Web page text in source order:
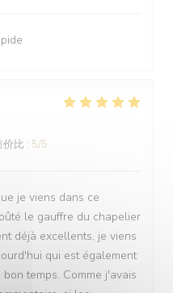
价比 : 5/5
je viens dans ce
le gauffre du chapelier
déjà excellents, je viens
qui est également
temps. Comme j'avais